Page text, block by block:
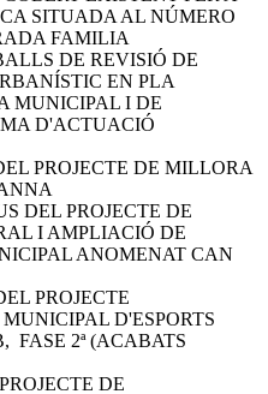
SITUADA AL NÚMERO
FAMILIA
DE REVISIÓ DE
EN PLA
MUNICIPAL I DE
D'ACTUACIÓ
PROJECTE DE MILLORA
DEL PROJECTE DE
I AMPLIACIÓ DE
ANOMENAT CAN
PROJECTE
D'ESPORTS
FASE 2ª (ACABATS
DE